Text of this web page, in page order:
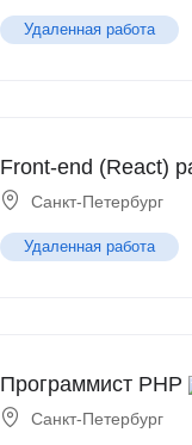
Удаленная работа
Front-end (React)
Санкт-Петербург
Удаленная работа
Программист PHP
Санкт-Петербург